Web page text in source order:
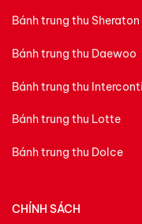
Bánh trung thu Sheraton
Bánh trung thu Daewoo
Bánh trung thu
Bánh trung thu Lotte
Bánh trung thu Dolce
CHÍNH SÁCH